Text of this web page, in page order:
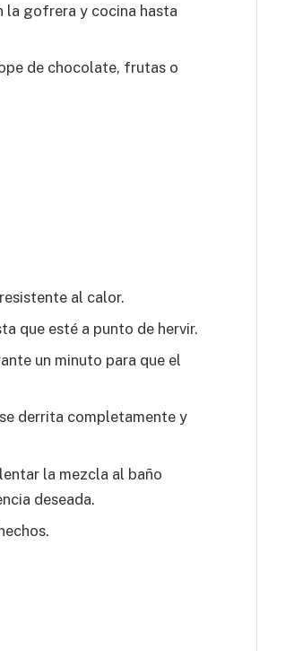
la gofrera y cocina hasta
de chocolate, frutas o
al calor.
que esté a punto de hervir.
un minuto para que el
derrita completamente y
la mezcla al baño
deseada.